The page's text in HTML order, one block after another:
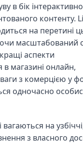
в бік
контенту.
на перетині
масштабований
аспекти
в магазині онлайн,
з комерцією у
одночасно
вагаються на
з власного